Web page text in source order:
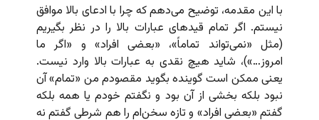
با این مقدمه، توضیح می‌دهم که چرا با ادعای بالا موافق
نیستم. اگر تمام قیدهای عبارات بالا را در نظر بگیریم
(مثل «نمی‌تواند تماماً»، «بعضی افراد» و «اگر ما
امروز…»)، شاید هیچ نقدی به عبارات بالا وارد نیست.
یعنی ممکن است گوینده بگوید مقصودم من «تمام» آن
نبود بلکه بخشی از آن بود و نگفتم خودم یا همه بلکه
گفتم «بعضی افراد» و تازه سخن‌ام را هم شرطی گفتم نه